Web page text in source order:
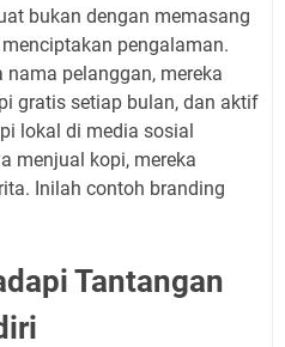
bukan dengan memasang
pengalaman.
pelanggan, mereka
gratis setiap bulan, dan aktif
lokal di media sosial
menjual kopi, mereka
Inilah contoh branding
Tantangan